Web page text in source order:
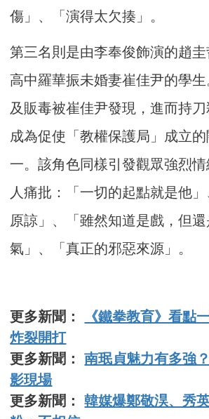
傷」、「演得太欠揍」。
第三名則是由李奉俊飾演的趙
高中羅華振未婚妻崔佳尹的學
及販毒被崔佳尹發現，進而持
成為促使「教權保護局」成立
一。該角色同樣引發觀眾強烈
人痛批：「一切的起點就是他
原諒」、「雖然知道是戲，但
氣」、「真正的邪惡來源」。
更多新聞：
《鐵拳教育》看點
炸裂開打
更多新聞：南珉貞魅力有多強
影現場
更多新聞：韓媒爆鄭敬淏、秀